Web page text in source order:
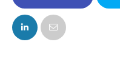
FACEBOOK